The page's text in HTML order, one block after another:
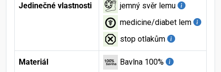
Jedinečné vlastnosti
jemný svěr lemu
medicine/diabet lem
stop otlakům
Materiál Bavlna 100%